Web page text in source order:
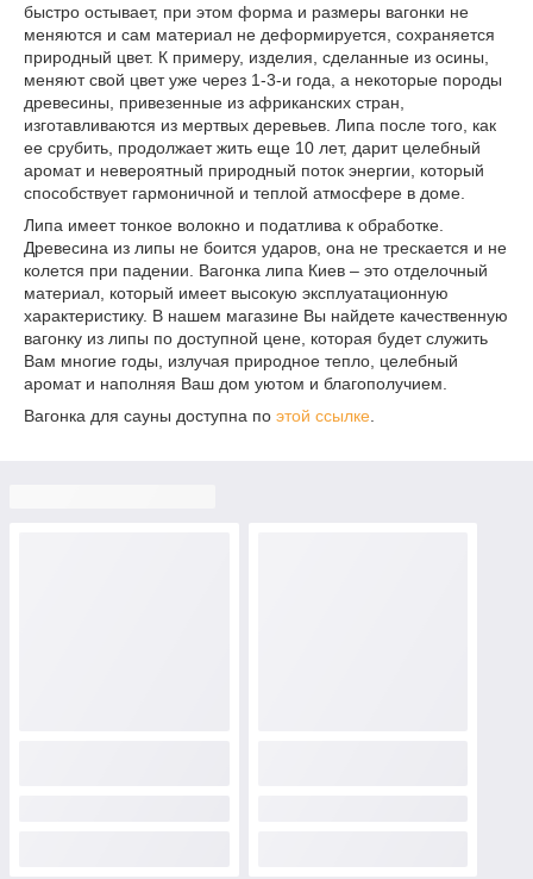
быстро остывает, при этом форма и размеры вагонки не
меняются и сам материал не деформируется, сохраняется
природный цвет. К примеру, изделия, сделанные из осины,
меняют свой цвет уже через 1-3-и года, а некоторые породы
древесины, привезенные из африканских стран,
изготавливаются из мертвых деревьев. Липа после того, как
ее срубить, продолжает жить еще 10 лет, дарит целебный
аромат и невероятный природный поток энергии, который
способствует гармоничной и теплой атмосфере в доме.
Липа имеет тонкое волокно и податлива к обработке.
Древесина из липы не боится ударов, она не трескается и не
колется при падении. Вагонка липа Киев – это отделочный
материал, который имеет высокую эксплуатационную
характеристику. В нашем магазине Вы найдете качественную
вагонку из липы по доступной цене, которая будет служить
Вам многие годы, излучая природное тепло, целебный
аромат и наполняя Ваш дом уютом и благополучием.
Вагонка для сауны доступна по этой ссылке